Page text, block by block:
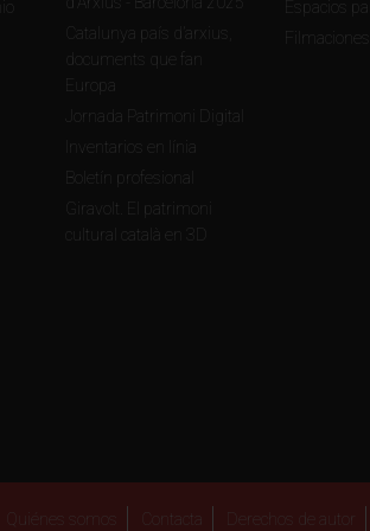
del Carnet Jove, socios del Club Super3,
Catalunya país d’arxius,
documents que fan
Europa
Jornada Patrimoni Digital
Inventarios en línia
Boletín profesional
Giravolt. El patrimoni
cultural català en 3D
Espacios
Filmaciones
Quiénes somos Contacta Derechos de autor